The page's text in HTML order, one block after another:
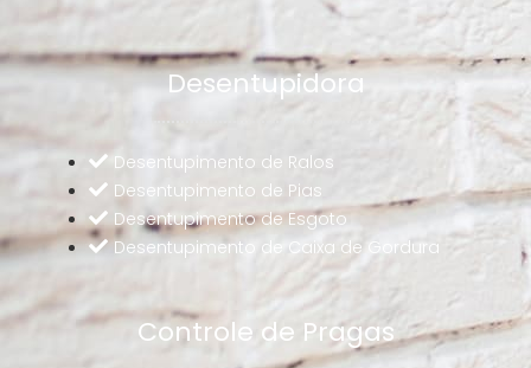
Desentupidora
Desentupimento de Ralos
Desentupimento de Pias
Desentupimento de Esgoto
Desentupimento de Caixa de Gordura
Controle de Pragas